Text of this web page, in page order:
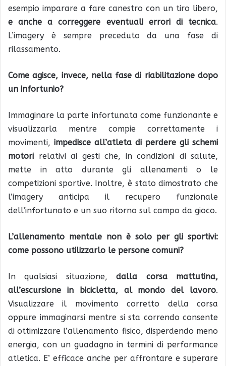
esempio imparare a fare canestro con un tiro libero,
e anche a correggere eventuali errori di tecnica.
L’imagery è sempre preceduto da una fase di
rilassamento.
Come agisce, invece, nella fase di riabilitazione dopo
un infortunio?
Immaginare la parte infortunata come funzionante e
visualizzarla mentre compie correttamente i
movimenti, impedisce all’atleta di perdere gli schemi
motori relativi ai gesti che, in condizioni di salute,
mette in atto durante gli allenamenti o le
competizioni sportive. Inoltre, è stato dimostrato che
l’imagery anticipa il recupero funzionale
dell’infortunato e un suo ritorno sul campo da gioco.
L’allenamento mentale non è solo per gli sportivi:
come possono utilizzarlo le persone comuni?
In qualsiasi situazione,dalla corsa mattutina,
all’escursione in bicicletta, al mondo del lavoro.
Visualizzare il movimento corretto della corsa
oppure immaginarsi mentre si sta correndo consente
di ottimizzare l’allenamento fisico, disperdendo meno
energia, con un guadagno in termini di performance
atletica. E’ efficace anche per affrontare e superare